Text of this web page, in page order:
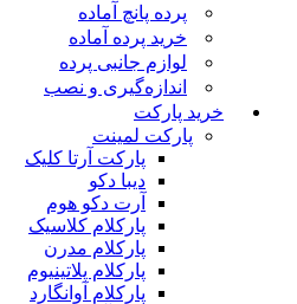
پرده پانچ آماده
خرید پرده آماده
لوازم جانبی پرده
اندازه‌گیری و نصب
خرید پارکت
پارکت لمینت
پارکت آرتا کلیک
دیبا دکو
آرت دکو هوم
پارکلام کلاسیک
پارکلام مدرن
پارکلام پلاتینیوم
پارکلام آوانگارد